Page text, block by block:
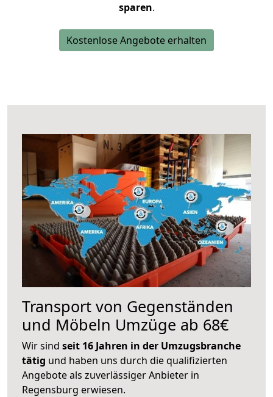
sparen.
Kostenlose Angebote erhalten
Transport von Gegenständen
und Möbeln Umzüge ab 68€
Wir sind seit 16 Jahren in der Umzugsbranche
tätig und haben uns durch die qualifizierten
Angebote als zuverlässiger Anbieter in
Regensburg erwiesen.